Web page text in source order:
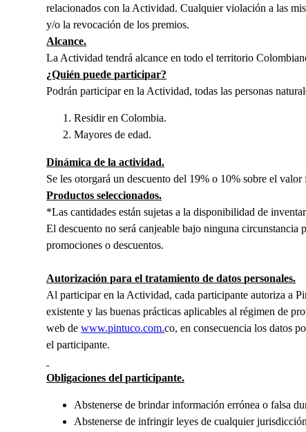
relacionados con la Actividad. Cualquier violación a las
y/o la revocación de los premios.
Alcance.
La Actividad tendrá alcance en todo el territorio
¿Quién puede participar?
Podrán participar en la Actividad, todas las personas
Residir en Colombia.
Mayores de edad.
Dinámica de la actividad.
Se les otorgará un descuento del 19% o 10% sobre el
Productos seleccionados.
*Las cantidades están sujetas a la disponibilidad de
El descuento no será canjeable bajo ninguna
promociones o descuentos.
Autorización para el tratamiento de datos personales.
Al participar en la Actividad, cada participante autoriza a
existente y las buenas prácticas aplicables al régimen de
web dewww.pintuco.com.co, en consecuencia los datos
el participante.
Obligaciones del participante.
Abstenerse de brindar información errónea o falsa
Abstenerse de infringir leyes de cualquier